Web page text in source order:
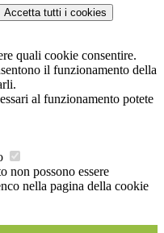
Accetta tutti i cookies
quali cookie consentire.
il funzionamento della
al funzionamento potete
non possono essere
nella pagina della cookie